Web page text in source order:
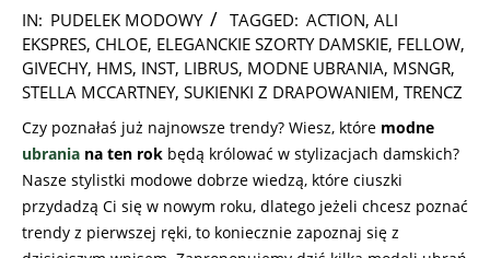
2025-
10-
16
IN: PUDELEK MODOWY TAGGED: ACTION, ALI
EKSPRES, CHLOE, ELEGANCKIE SZORTY DAMSKIE, FELLOW,
GIVECHY, HMS, INST, LIBRUS, MODNE UBRANIA, MSNGR,
STELLA MCCARTNEY, SUKIENKI Z DRAPOWANIEM, TRENCZ
Czy poznałaś już najnowsze trendy? Wiesz, które modne
ubrania na ten rok będą królować w stylizacjach damskich?
Nasze stylistki modowe dobrze wiedzą, które ciuszki
przydadzą Ci się w nowym roku, dlatego jeżeli chcesz poznać
trendy z pierwszej ręki, to koniecznie zapoznaj się z